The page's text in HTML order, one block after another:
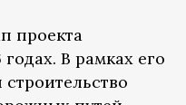
проекта
В рамках его